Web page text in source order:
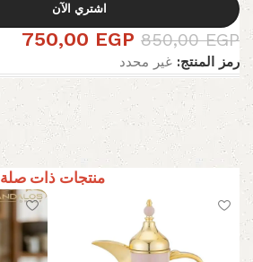
اشتري الآن
850,00EGP
750,00 EGP
رمز المنتج: غير محدد
منتجات ذات صلة